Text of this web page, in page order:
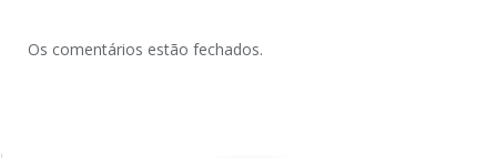
Os comentários estão fechados.